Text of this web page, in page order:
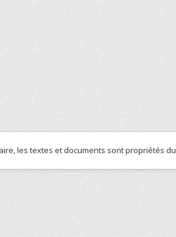
les textes et documents sont propriétés